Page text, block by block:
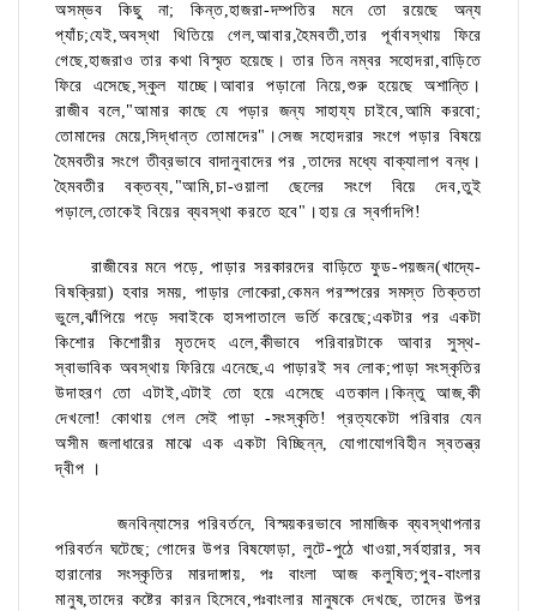
অসম্ভব কিছু না; কিন্ত,হাজরা-দম্পতির মনে তো রয়েছে অন্য
প্যাঁচ;যেই,অবস্থা থিতিয়ে গেল,আবার,হৈমবতী,তার পূর্বাবস্থায় ফিরে
গেছে,হাজরাও তার কথা বিস্মৃত হয়েছে। তার তিন নম্বর সহোদরা,বাড়িতে
ফিরে এসেছে,স্কুল যাচ্ছে।আবার পড়ানো নিয়ে,শুরু হয়েছে অশান্তি।
রাজীব বলে,"আমার কাছে যে পড়ার জন্য সাহায্য চাইবে,আমি করবো;
তোমাদের মেয়ে,সিদ্ধান্ত তোমাদের"।সেজ সহোদরার সংগে পড়ার বিষয়ে
হৈমবতীর সংগে তীব্রভাবে বাদানুবাদের পর ,তাদের মধ্যে বাক্যালাপ বন্ধ।
হৈমবতীর বক্তব্য,"আমি,চা-ওয়ালা ছেলের সংগে বিয়ে দেব,তুই
পড়ালে,তোকেই বিয়ের ব্যবস্থা করতে হবে"।হায় রে স্বর্গাদপি!
রাজীবের মনে পড়ে, পাড়ার সরকারদের বাড়িতে ফুড-পয়জন(খাদ্যে-
বিষক্রিয়া) হবার সময়, পাড়ার লোকেরা,কেমন পরস্পরের সমস্ত তিক্ততা
ভুলে,ঝাঁপিয়ে পড়ে সবাইকে হাসপাতালে ভর্তি করেছে;একটার পর একটা
কিশোর কিশোরীর মৃতদেহ এলে,কীভাবে পরিবারটাকে আবার সুস্থ-
স্বাভাবিক অবস্থায় ফিরিয়ে এনেছে,এ পাড়ারই সব লোক;পাড়া সংস্কৃতির
উদাহরণ তো এটাই,এটাই তো হয়ে এসেছে এতকাল।কিন্তু আজ,কী
দেখলো! কোথায় গেল সেই পাড়া -সংস্কৃতি! প্রত্যকেটা পরিবার যেন
অসীম জলাধারের মাঝে এক একটা বিচ্ছিন্ন, যোগাযোগবিহীন স্বতন্ত্র
দ্বীপ ।
জনবিন্যাসের পরিবর্তনে, বিস্ময়করভাবে সামাজিক ব্যবস্থাপনার
পরিবর্তন ঘটেছে; গোদের উপর বিষফোড়া, লুটে-পুঠে খাওয়া,সর্বহারার, সব
হারানোর সংস্কৃতির মারদাঙ্গায়, পঃ বাংলা আজ কলুষিত;পুব-বাংলার
মানুষ,তাদের কষ্টের কারন হিসেবে,পঃবাংলার মানুষকে দেখছে, তাদের উপর